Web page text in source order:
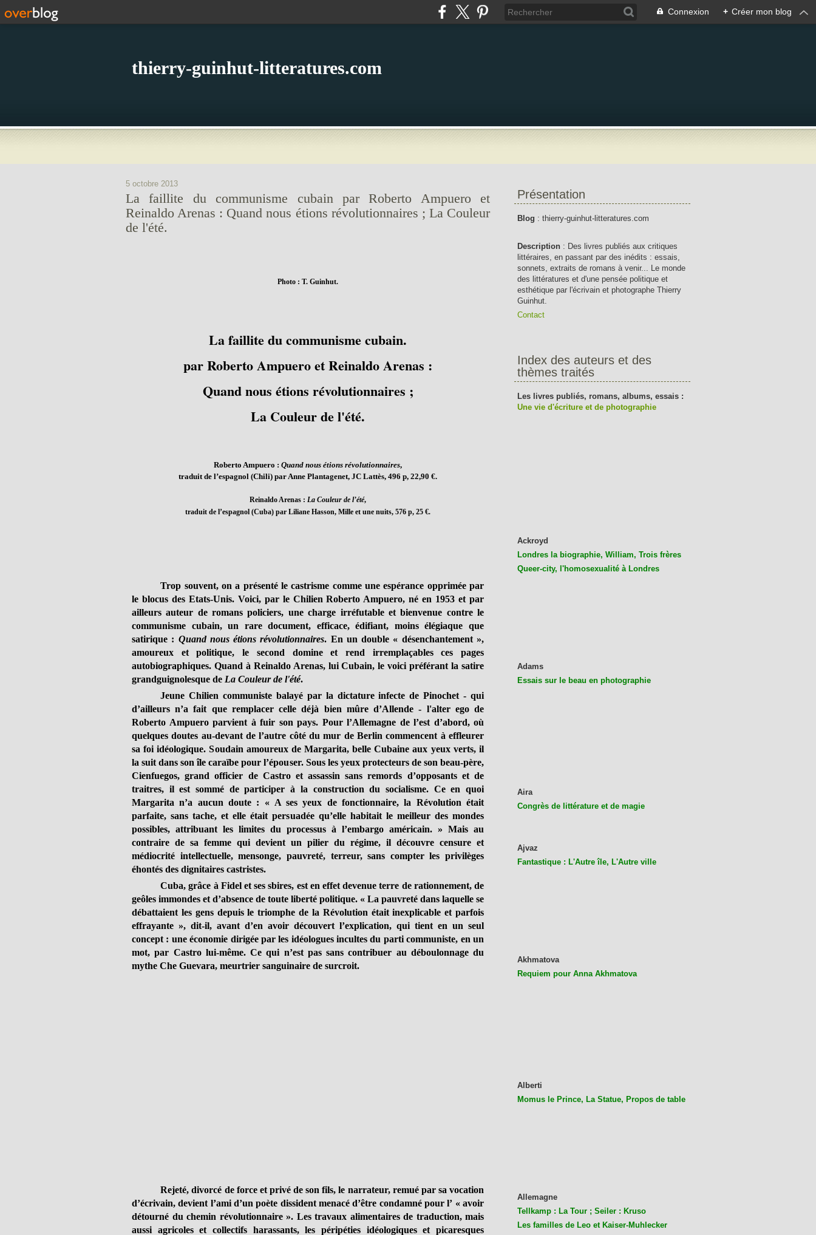
Connexion + Créer mon blog
thierry-guinhut-litteratures.com
5 octobre 2013
La faillite du communisme cubain par Roberto Ampuero et
Reinaldo Arenas : Quand nous étions révolutionnaires ; La Couleur
de l'été.
Photo : T. Guinhut.
La faillite du communisme cubain.
par Roberto Ampuero et Reinaldo Arenas :
Quand nous étions révolutionnaires ;
La Couleur de l'été.
Roberto Ampuero : Quand nous étions révolutionnaires,
traduit de l’espagnol (Chili) par Anne Plantagenet, JC Lattès, 496 p, 22,90 €.
Reinaldo Arenas : La Couleur de l’été,
traduit de l’espagnol (Cuba) par Liliane Hasson, Mille et une nuits, 576 p, 25 €.
Trop souvent, on a présenté le castrisme comme une espérance opprimée par
le blocus des Etats-Unis. Voici, par le Chilien Roberto Ampuero, né en 1953 et par
ailleurs auteur de romans policiers, une charge irréfutable et bienvenue contre le
communisme cubain, un rare document, efficace, édifiant, moins élégiaque que
satirique : Quand nous étions révolutionnaires. En un double « désenchantement »,
amoureux et politique, le second domine et rend irremplaçables ces pages
autobiographiques. Quand à Reinaldo Arenas, lui Cubain, le voici préférant la satire
grandguignolesque de La Couleur de l'été.
Jeune Chilien communiste balayé par la dictature infecte de Pinochet - qui
d’ailleurs n’a fait que remplacer celle déjà bien mûre d’Allende - l'alter ego de
Roberto Ampuero parvient à fuir son pays. Pour l’Allemagne de l’est d’abord, où
quelques doutes au-devant de l’autre côté du mur de Berlin commencent à effleurer
sa foi idéologique. Soudain amoureux de Margarita, belle Cubaine aux yeux verts, il
la suit dans son île caraïbe pour l’épouser. Sous les yeux protecteurs de son beau-père,
Cienfuegos, grand officier de Castro et assassin sans remords d’opposants et de
traitres, il est sommé de participer à la construction du socialisme. Ce en quoi
Margarita n’a aucun doute : « A ses yeux de fonctionnaire, la Révolution était
parfaite, sans tache, et elle était persuadée qu’elle habitait le meilleur des mondes
possibles, attribuant les limites du processus à l’embargo américain. » Mais au
contraire de sa femme qui devient un pilier du régime, il découvre censure et
médiocrité intellectuelle, mensonge, pauvreté, terreur, sans compter les privilèges
éhontés des dignitaires castristes.
Cuba, grâce à Fidel et ses sbires, est en effet devenue terre de rationnement, de
geôles immondes et d’absence de toute liberté politique. « La pauvreté dans laquelle se
débattaient les gens depuis le triomphe de la Révolution était inexplicable et parfois
effrayante », dit-il, avant d’en avoir découvert l’explication, qui tient en un seul
concept : une économie dirigée par les idéologues incultes du parti communiste, en un
mot, par Castro lui-même. Ce qui n’est pas sans contribuer au déboulonnage du
mythe Che Guevara, meurtrier sanguinaire de surcroit.
Rejeté, divorcé de force et privé de son fils, le narrateur, remué par sa vocation
d’écrivain, devient l’ami d’un poète dissident menacé d’être condamné pour l’ « avoir
détourné du chemin révolutionnaire ». Les travaux alimentaires de traduction, mais
aussi agricoles et collectifs harassants, les péripéties idéologiques et picaresques
Présentation
Blog : thierry-guinhut-litteratures.com
Description : Des livres publiés aux critiques
littéraires, en passant par des inédits : essais,
sonnets, extraits de romans à venir... Le monde
des littératures et d'une pensée politique et
esthétique par l'écrivain et photographe Thierry
Guinhut.
Contact
Index des auteurs et des
thèmes traités
Les livres publiés, romans, albums, essais :
Une vie d'écriture et de photographie
Ackroyd
Londres la biographie, William, Trois frères
Queer-city, l'homosexualité à Londres
Adams
Essais sur le beau en photographie
Aira
Congrès de littérature et de magie
Ajvaz
Fantastique : L'Autre île, L'Autre ville
Akhmatova
Requiem pour Anna Akhmatova
Alberti
Momus le Prince, La Statue, Propos de table
Allemagne
Tellkamp : La Tour ; Seiler : Kruso
Les familles de Leo et Kaiser-Muhlecker